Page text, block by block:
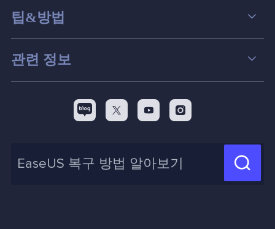
데이터 복구
파티션 관리
스크린 레코더
백업&복원
신제품 New
팁&방법
컴퓨터 데이터 복구 팁
맥 데이터 복구 팁
디스크 파티션 팁
화면 녹화 팁
관련 정보
리셀러
제휴 문의
  
